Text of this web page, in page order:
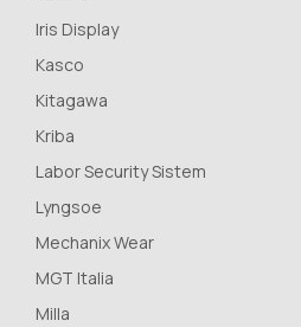
Iris Display
Kasco
Kitagawa
Kriba
Labor Security Sistem
Lyngsoe
Mechanix Wear
MGT Italia
Milla